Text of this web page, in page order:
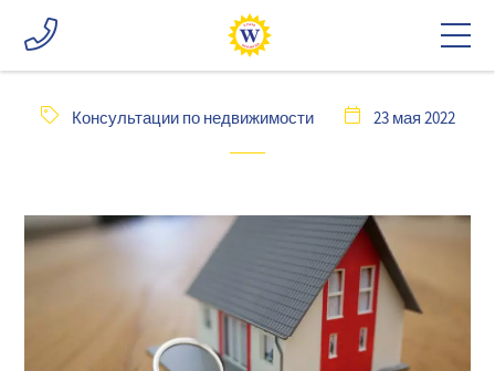
Консультации по недвижимости 23 мая 2022